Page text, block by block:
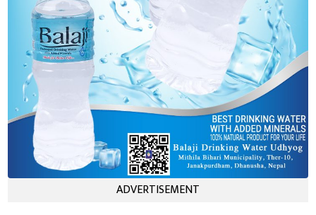
ADVERTISEMENT